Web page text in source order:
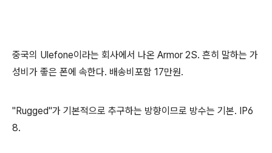
중국의 Ulefone이라는 회사에서 나온 Armor 2S. 흔히 말하는 가
성비가 좋은 폰에 속한다. 배송비포함 17만원.
"Rugged"가 기본적으로 추구하는 방향이므로 방수는 기본. IP6
8.